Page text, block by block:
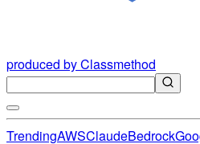
produced by Classmethod
TrendingAWSClaudeBedrock